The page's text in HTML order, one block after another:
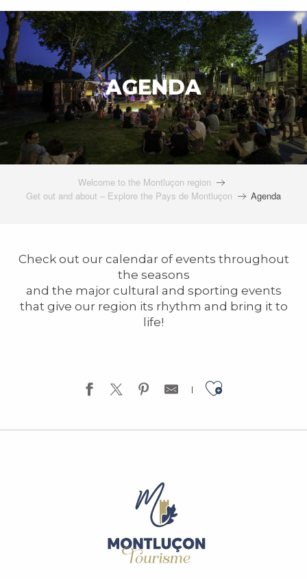
AGENDA
Welcome to the Montluçon region
Get out and about – Explore the Pays de Montluçon
Agenda
Check out our calendar of events throughout
the seasons
and the major cultural and sporting events
that give our region its rhythm and bring it to
life!
Ajouter
Concours photo «Objectif Patrimoines»
Concerts d'été au Médiéval
Visite guidée : Il était une fois Tronçais, Chênes et Légendes
Château des Ducs de Bourbon : Atelier Fabrique ta
Centre Aqualudique : stages de natation